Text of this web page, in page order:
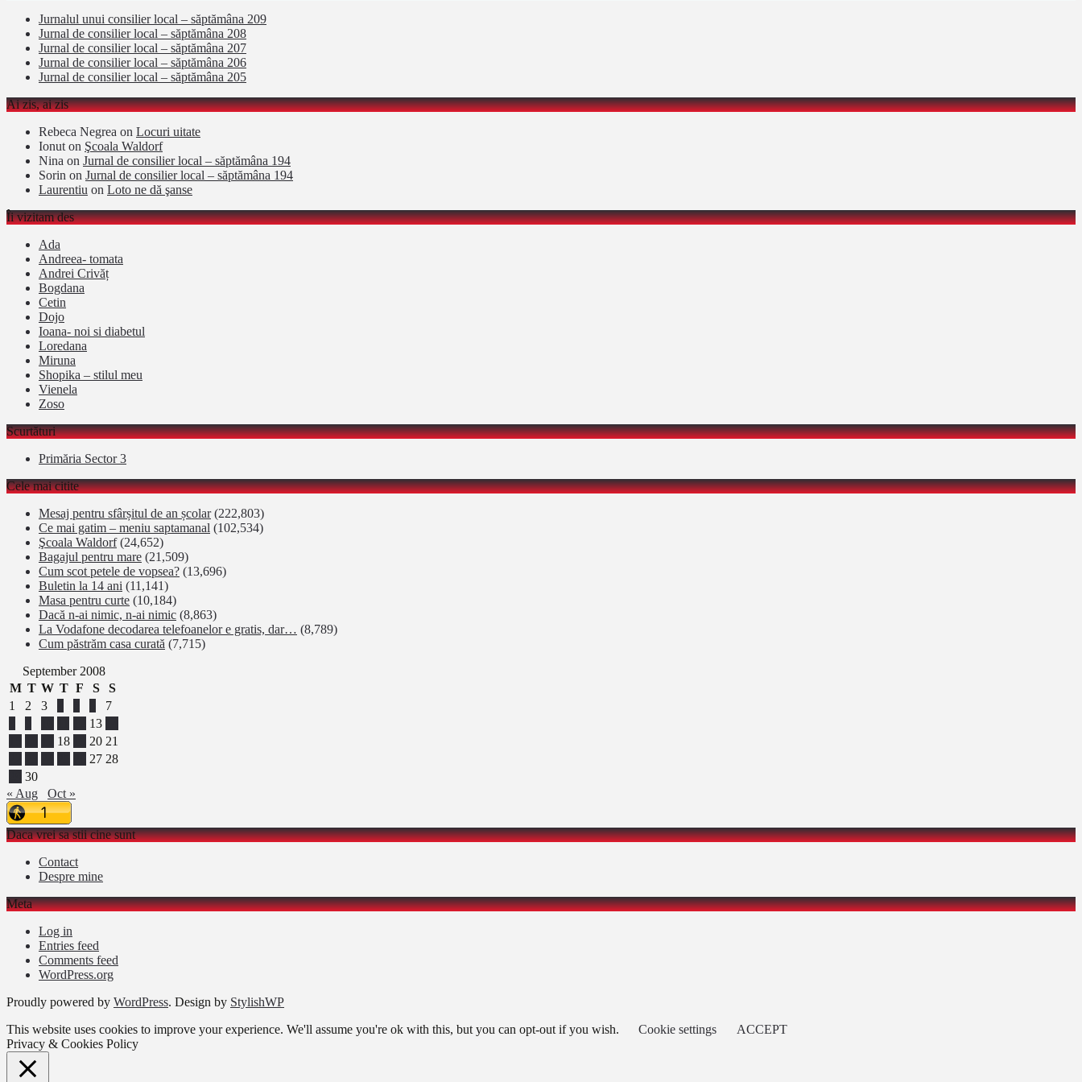
Jurnalul unui consilier local – săptămâna 209
Jurnal de consilier local – săptămâna 208
Jurnal de consilier local – săptămâna 207
Jurnal de consilier local – săptămâna 206
Jurnal de consilier local – săptămâna 205
Ai zis, ai zis
Rebeca Negrea on Locuri uitate
Ionut on Şcoala Waldorf
Nina on Jurnal de consilier local – săptămâna 194
Sorin on Jurnal de consilier local – săptămâna 194
Laurentiu on Loto ne dă şanse
Îi vizitam des
Ada
Andreea- tomata
Andrei Crivăț
Bogdana
Cetin
Dojo
Ioana- noi si diabetul
Loredana
Miruna
Shopika – stilul meu
Vienela
Zoso
Scurtături
Primăria Sector 3
Cele mai citite
Mesaj pentru sfârșitul de an școlar (222,803)
Ce mai gatim – meniu saptamanal (102,534)
Şcoala Waldorf (24,652)
Bagajul pentru mare (21,509)
Cum scot petele de vopsea? (13,696)
Buletin la 14 ani (11,141)
Masa pentru curte (10,184)
Dacă n-ai nimic, n-ai nimic (8,863)
La Vodafone decodarea telefoanelor e gratis, dar… (8,789)
Cum păstrăm casa curată (7,715)
September 2008
M T W T F S
S
1
2 3
7
13
18 20 21
27 28
30
« Aug
Oct »
Daca vrei sa stii cine sunt
Contact
Despre mine
Meta
Log in
Entries feed
Comments feed
WordPress.org
Proudly powered by WordPress. Design by StylishWP
This website uses cookies to improve your experience. We'll assume you're ok with this, but you can opt-out if you wish.
Cookie settings
ACCEPT
Privacy & Cookies Policy